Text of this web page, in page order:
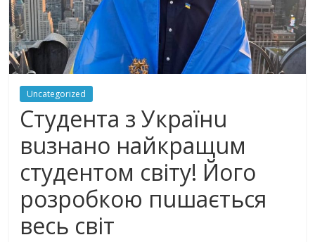
Uncategorized
Студента з Українu
вuзнано найкращuм
студентом світу! Його
розробкою пuшається
весь світ